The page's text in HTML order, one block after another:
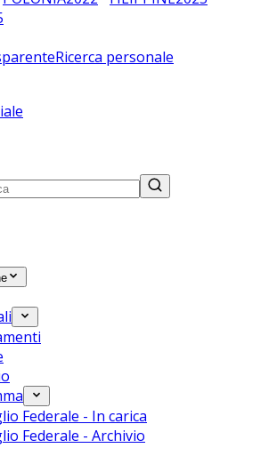
Ricerca personale
Federale - In carica
Federale - Archivio